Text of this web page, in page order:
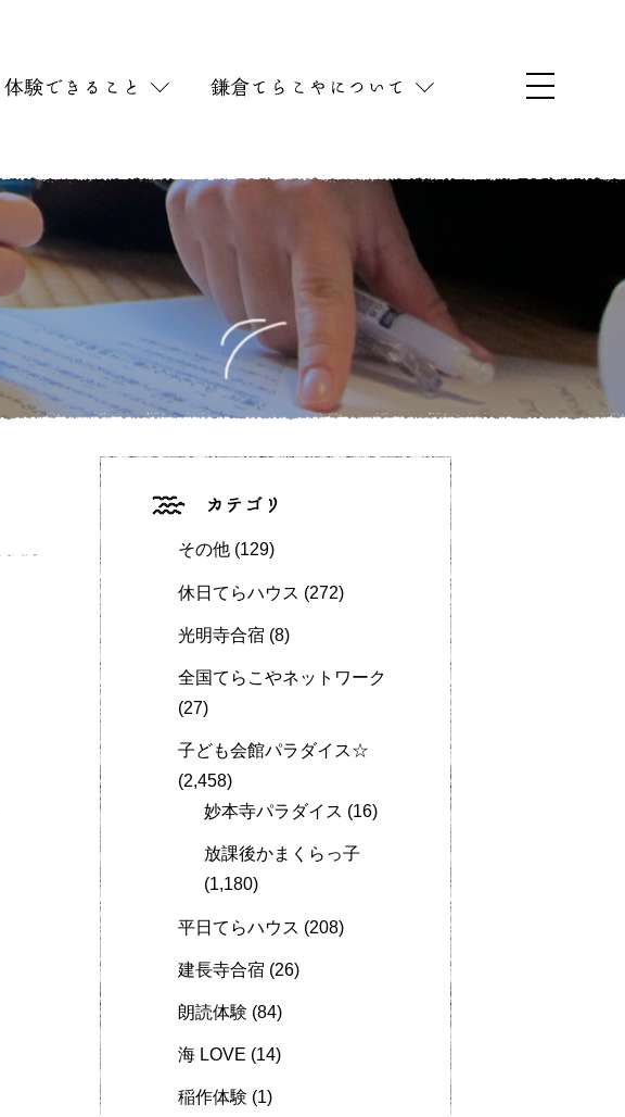
その他 (129)
休日てらハウス (272)
光明寺合宿 (8)
全国てらこやネットワーク
(27)
子ども会館パラダイス☆
(2,458)
妙本寺パラダイス (16)
放課後かまくらっ子
(1,180)
平日てらハウス (208)
建長寺合宿 (26)
朗読体験 (84)
海 LOVE (14)
稲作体験 (1)